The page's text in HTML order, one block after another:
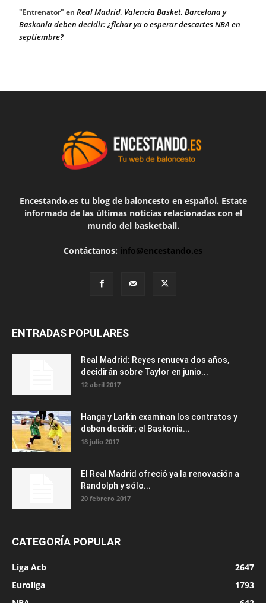
"Entrenator" en Real Madrid, Valencia Basket, Barcelona y
Baskonia deben decidir: ¿fichar ya o esperar descartes NBA en
septiembre?
Encestando.es tu blog de baloncesto en español. Estate
informado de las últimas noticias relacionadas con el
mundo del basketball.
Contáctanos: info@encestando.es
ENTRADAS POPULARES
Real Madrid: Reyes renueva dos años,
decidirán sobre Taylor en junio...
12 abril 2017
Hanga y Larkin examinan los contratos y
deben decidir; el Baskonia...
18 julio 2017
El Real Madrid ofreció ya la renovación a
Randolph y sólo...
20 febrero 2017
CATEGORÍA POPULAR
Liga Acb
2647
Euroliga
1793